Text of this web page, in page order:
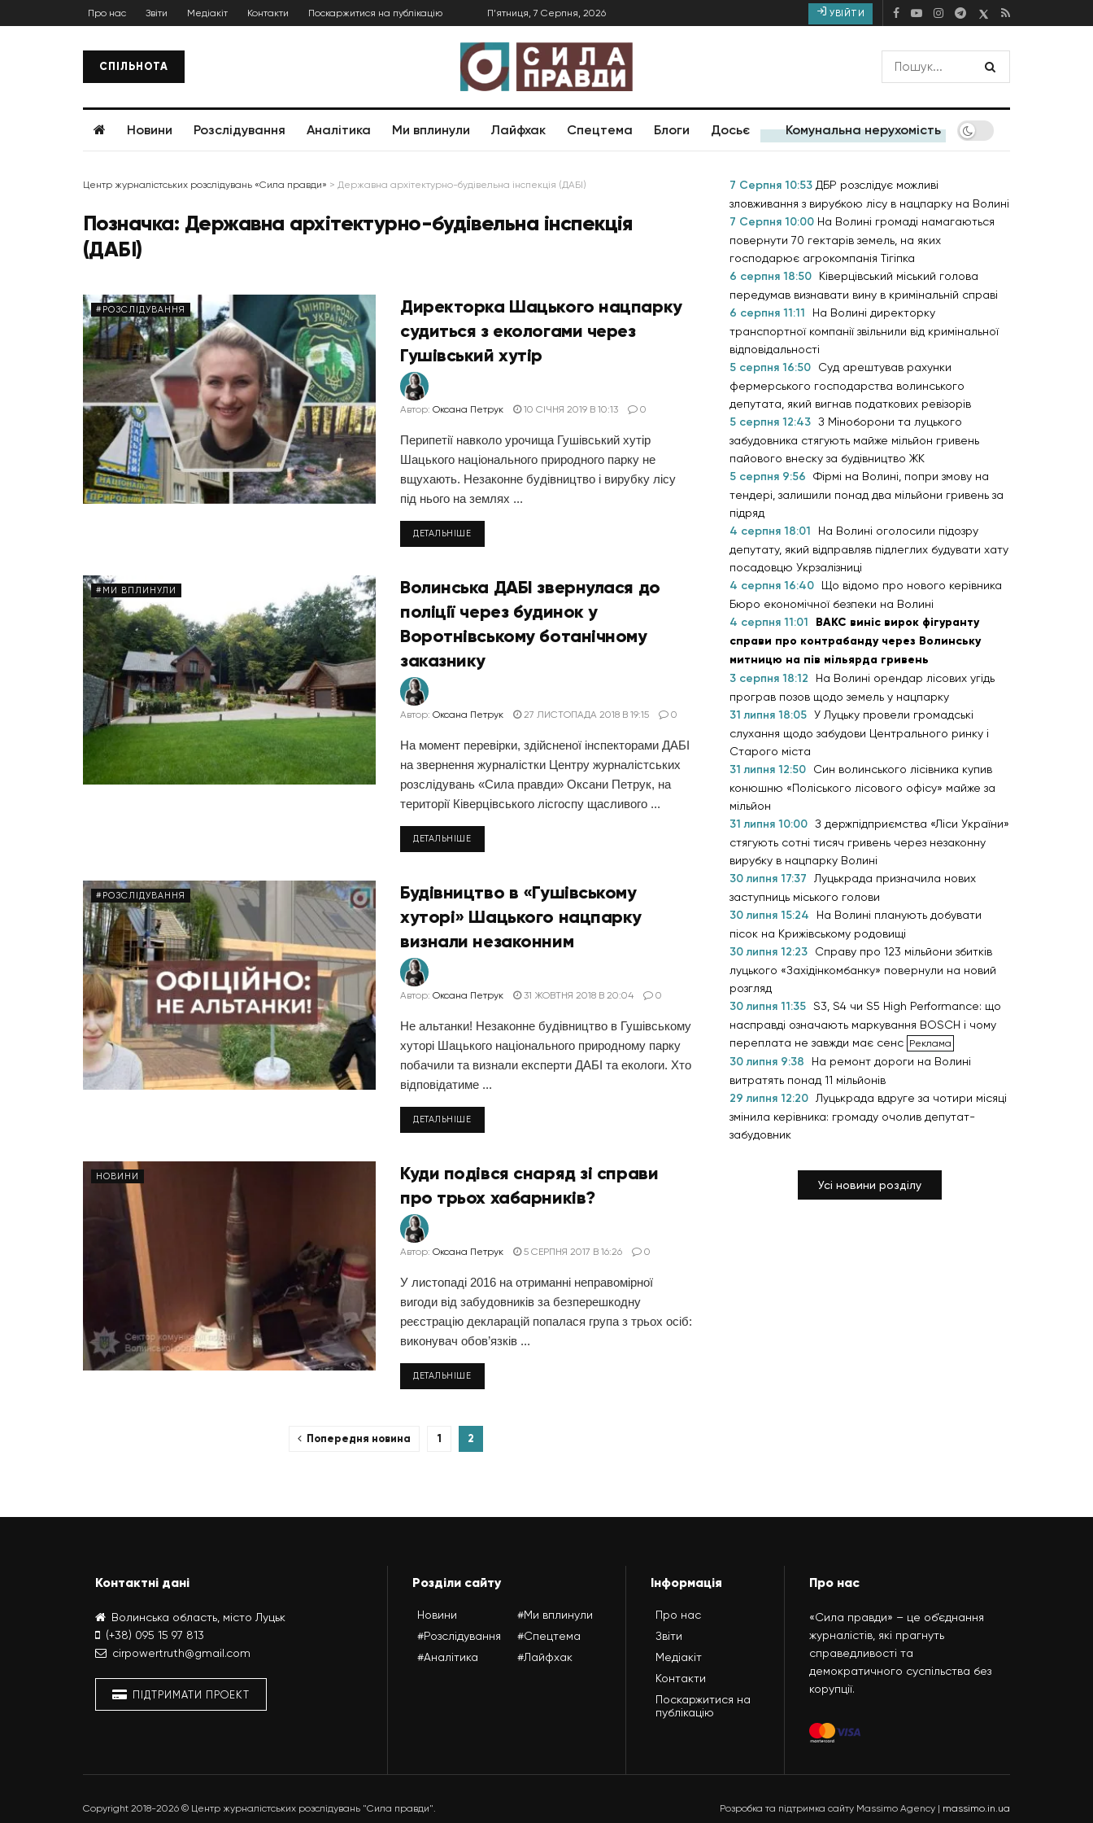
Про нас Звіти Медіакіт Контакти Поскаржитися на публікацію П’ятниця, 7 Серпня, 2026 УВІЙТИ
СПІЛЬНОТА
Новини Розслідування Аналітика Ми вплинули Лайфхак Спецтема Блоги Досьє Комунальна нерухомість
Центр журналістських розслідувань «Сила правди» > Державна архітектурно-будівельна інспекція (ДАБІ)
Позначка: Державна архітектурно-будівельна інспекція
(ДАБІ)
#РОЗСЛІДУВАННЯ
Директорка Шацького нацпарку
судиться з екологами через
Гушівський хутір
Автор: Оксана Петрук 10 СІЧНЯ 2019 В 10:13 0
Перипетії навколо урочища Гушівський хутір
Шацького національного природного парку не
вщухають. Незаконне будівництво і вирубку лісу
під нього на землях ...
ДЕТАЛЬНІШЕ
#МИ ВПЛИНУЛИ
Волинська ДАБІ звернулася до
поліції через будинок у
Воротнівському ботанічному
заказнику
Автор: Оксана Петрук 27 ЛИСТОПАДА 2018 В 19:15 0
На момент перевірки, здійсненої інспекторами ДАБІ
на звернення журналістки Центру журналістських
розслідувань «Сила правди» Оксани Петрук, на
території Ківерцівського лісгоспу щасливого ...
ДЕТАЛЬНІШЕ
#РОЗСЛІДУВАННЯ
Будівництво в «Гушівському
хуторі» Шацького нацпарку
визнали незаконним
Автор: Оксана Петрук 31 ЖОВТНЯ 2018 В 20:04 0
Не альтанки! Незаконне будівництво в Гушівському
хуторі Шацького національного природному парку
побачили та визнали експерти ДАБІ та екологи. Хто
відповідатиме ...
ДЕТАЛЬНІШЕ
НОВИНИ
Куди подівся снаряд зі справи
про трьох хабарників?
Автор: Оксана Петрук 5 СЕРПНЯ 2017 В 16:26 0
У листопаді 2016 на отриманні неправомірної
вигоди від забудовників за безперешкодну
реєстрацію декларацій попалася група з трьох осіб:
виконувач обов’язків ...
ДЕТАЛЬНІШЕ
Попередня новина 1 2
7 Серпня 10:53 ДБР розслідує можливі
зловживання з вирубкою лісу в нацпарку на Волині
7 Серпня 10:00 На Волині громаді намагаються
повернути 70 гектарів земель, на яких
господарює агрокомпанія Тігіпка
6 серпня 18:50
Ківерцівський міський голова
передумав визнавати вину в кримінальній справі
6 серпня 11:11
На Волині директорку
транспортної компанії звільнили від кримінальної
відповідальності
5 серпня 16:50
Суд арештував рахунки
фермерського господарства волинського
депутата, який вигнав податкових ревізорів
5 серпня 12:43 З Міноборони та луцького
забудовника стягують майже мільйон гривень
пайового внеску за будівництво ЖК
5 серпня 9:56
Фірмі на Волині, попри змову на
тендері, залишили понад два мільйони гривень за
підряд
4 серпня 18:01
На Волині оголосили підозру
депутату, який відправляв підлеглих будувати хату
посадовцю Укрзалізниці
4 серпня 16:40
Що відомо про нового керівника
Бюро економічної безпеки на Волині
4 серпня 11:01
ВАКС виніс вирок фігуранту
справи про контрабанду через Волинську
митницю на пів мільярда гривень
3 серпня 18:12
На Волині орендар лісових угідь
програв позов щодо земель у нацпарку
31 липня 18:05 У Луцьку провели громадські
слухання щодо забудови Центрального ринку і
Старого міста
31 липня 12:50
Син волинського лісівника купив
конюшню «Поліського лісового офісу» майже за
мільйон
31 липня 10:00 З держпідприємства «Ліси України»
стягують сотні тисяч гривень через незаконну
вирубку в нацпарку Волині
30 липня 17:37
Луцькрада призначила нових
заступниць міського голови
30 липня 15:24
На Волині планують добувати
пісок на Крижівському родовищі
30 липня 12:23
Справу про 123 мільйони збитків
луцького «Західінкомбанку» повернули на новий
розгляд
30 липня 11:35 S3, S4 чи S5 High Performance: що
насправді означають маркування BOSCH і чому
переплата не завжди має сенс
30 липня 9:38
На ремонт дороги на Волині
витратять понад 11 мільйонів
29 липня 12:20
Луцькрада вдруге за чотири місяці
змінила керівника: громаду очолив депутат-
забудовник
Усі новини розділу
Контактні дані
Волинська область, місто Луцьк
(+38) 095 15 97 813
cirpowertruth@gmail.com
ПІДТРИМАТИ ПРОЕКТ
Розділи сайту
Новини
#Розслідування
#Аналітика
#Ми вплинули
#Спецтема
#Лайфхак
Інформація
Про нас
Звіти
Медіакіт
Контакти
Поскаржитися на
публікацію
Про нас
«Сила правди» – це об’єднання
журналістів, які прагнуть
справедливості та
демократичного суспільства без
корупції.
Розробка та підтримка сайту Massimo Agency | massimo.in.ua
Copyright 2018-2026 © Центр журналістських розслідувань "Сила правди".